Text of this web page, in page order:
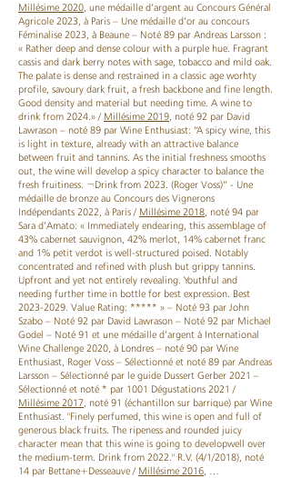
Millésime 2020, une médaille d’argent au Concours Général
Agricole 2023, à Paris – Une médaille d’or au concours
Féminalise 2023, à Beaune – Noté 89 par Andreas Larsson :
« Rather deep and dense colour with a purple hue. Fragrant
cassis and dark berry notes with sage, tobacco and mild oak.
The palate is dense and restrained in a classic age worhty
profile, savoury dark fruit, a fresh backbone and fine length.
Good density and material but needing time. A wine to
drink from 2024.» / Millésime 2019, noté 92 par David
Lawrason – noté 89 par Wine Enthusiast: “A spicy wine, this
is light in texture, already with an attractive balance
between fruit and tannins. As the initial freshness smooths
out, the wine will develop a spicy character to balance the
fresh fruitiness. ¬Drink from 2023. (Roger Voss)” - Une
médaille de bronze au Concours des Vignerons
Indépendants 2022, à Paris / Millésime 2018, noté 94 par
Sara d’Amato: « Immediately endearing, this assemblage of
43% cabernet sauvignon, 42% merlot, 14% cabernet franc
and 1% petit verdot is well-structured poised. Notably
concentrated and refined with plush but grippy tannins.
Upfront and yet not entirely revealing. Youthful and
needing further time in bottle for best expression. Best
2023-2029. Value Rating: ***** » – Noté 93 par John
Szabo – Noté 92 par David Lawrason – Noté 92 par Michael
Godel – Noté 91 et une médaille d’argent à International
Wine Challenge 2020, à Londres – noté 90 par Wine
Enthusiast, Roger Voss – Sélectionné et noté 89 par Andreas
Larsson – Sélectionné par le guide Dussert Gerber 2021 –
Sélectionné et noté * par 1001 Dégustations 2021 /
Millésime 2017, noté 91 (échantillon sur barrique) par Wine
Enthusiast. "Finely perfumed, this wine is open and full of
generous black fruits. The ripeness and rounded juicy
character mean that this wine is going to developwell over
the medium-term. Drink from 2022." R.V. (4/1/2018), noté
14 par Bettane+Desseauve / Millésime 2016, …